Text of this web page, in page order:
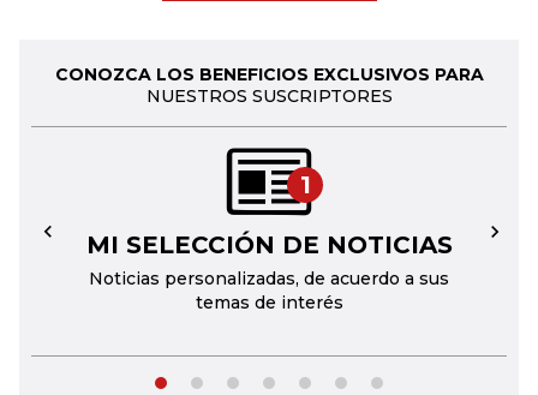
CONOZCA LOS BENEFICIOS EXCLUSIVOS PARA
NUESTROS SUSCRIPTORES
1
MI SELECCIÓN DE NOTICIAS
Noticias personalizadas, de acuerdo a sus
temas de interés
← →